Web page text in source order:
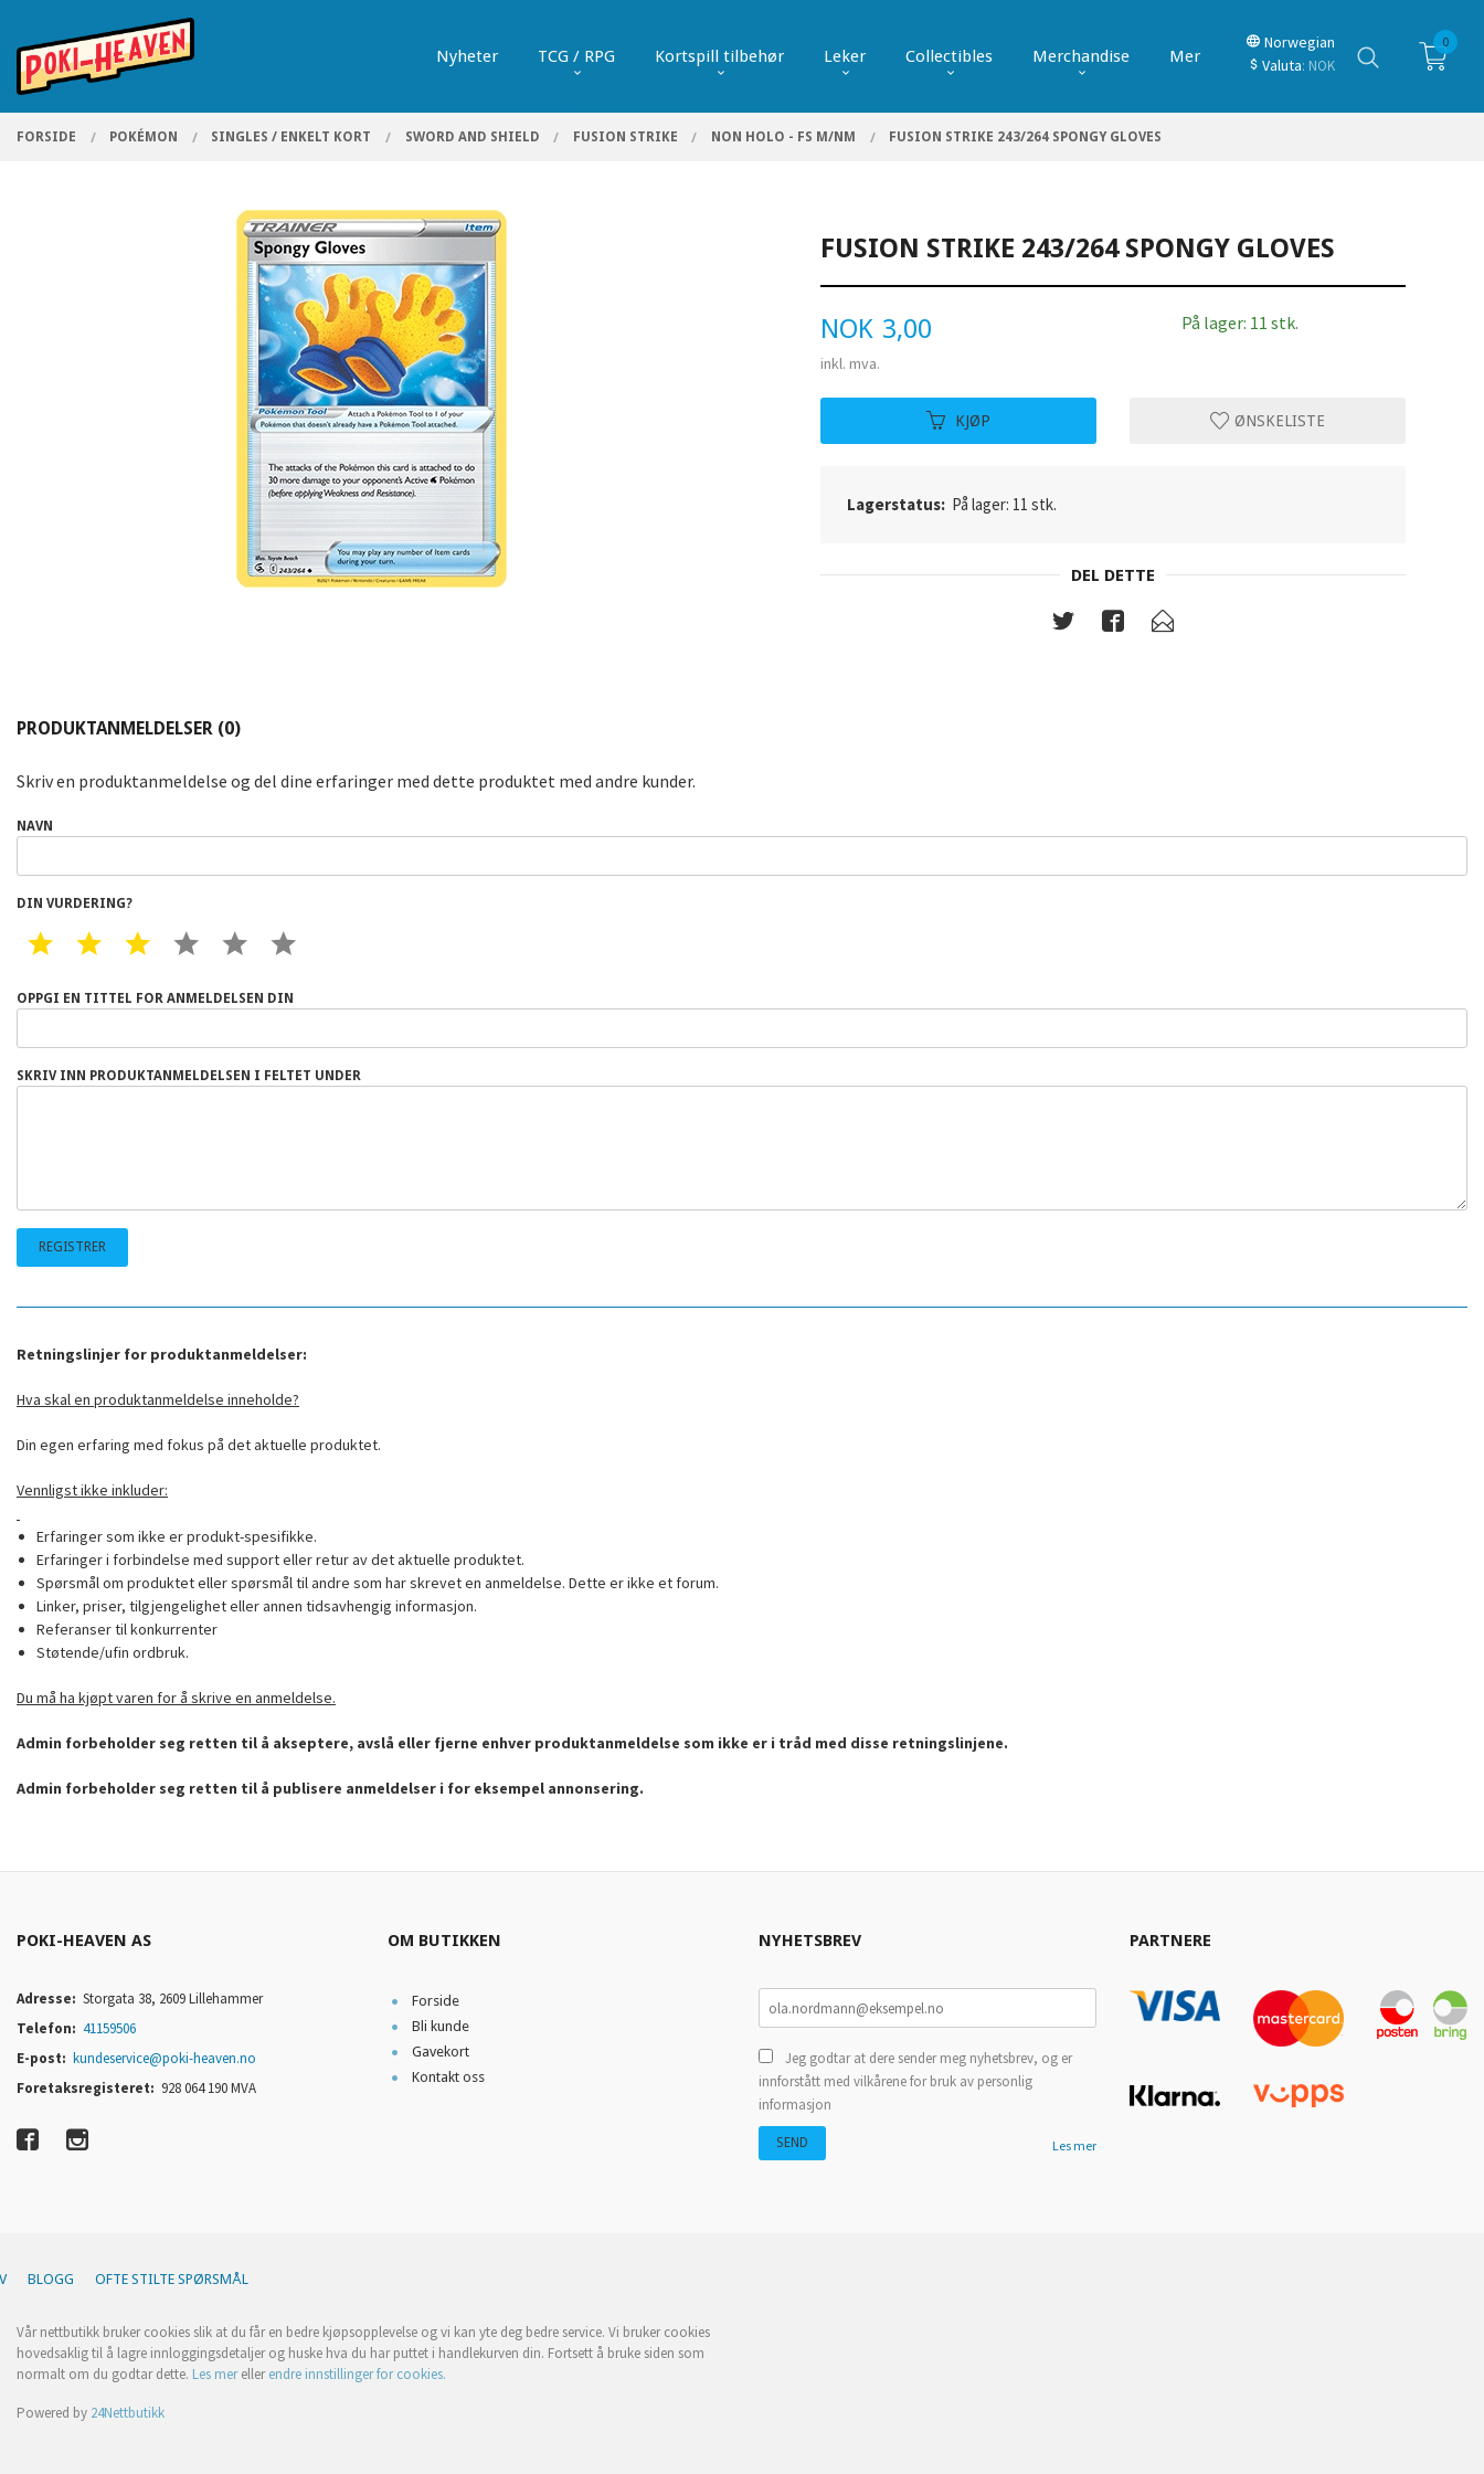
innholdet
PRODUKTER
Nyheter TCG / RPG Kortspill tilbehør Leker Collectibles Merchandise Mer
Norwegian
Valuta: NOK
0
FORSIDE POKÉMON SINGLES / ENKELT KORT SWORD AND SHIELD FUSION STRIKE NON HOLO - FS M/NM FUSION STRIKE 243/264 SPONGY GLOVES
FUSION STRIKE 243/264 SPONGY GLOVES
Pris
NOK 3,00
inkl. mva.
På lager: 11 stk.
KJØP ØNSKELISTE
Lagerstatus: På lager: 11 stk.
DEL DETTE
PRODUKTANMELDELSER (0)
Skriv en produktanmeldelse og del dine erfaringer med dette produktet med andre kunder.
NAVN
DIN VURDERING?
1 STAR2 STAR3 STAR4 STAR5 STAR
OPPGI EN TITTEL FOR ANMELDELSEN DIN
SKRIV INN PRODUKTANMELDELSEN I FELTET UNDER
Retningslinjer for produktanmeldelser:
Hva skal en produktanmeldelse inneholde?
Din egen erfaring med fokus på det aktuelle produktet.
Vennligst ikke inkluder:
Erfaringer som ikke er produkt-spesifikke.
Erfaringer i forbindelse med support eller retur av det aktuelle produktet.
Spørsmål om produktet eller spørsmål til andre som har skrevet en anmeldelse. Dette er ikke et forum.
Linker, priser, tilgjengelighet eller annen tidsavhengig informasjon.
Referanser til konkurrenter
Støtende/ufin ordbruk.
Du må ha kjøpt varen for å skrive en anmeldelse.
Admin forbeholder seg retten til å akseptere, avslå eller fjerne enhver produktanmeldelse som ikke er i tråd med disse retningslinjene.
Admin forbeholder seg retten til å publisere anmeldelser i for eksempel annonsering.
POKI-HEAVEN AS
Adresse: Storgata 38, 2609 Lillehammer
Telefon: 41159506
E-post: kundeservice@poki-heaven.no
Foretaksregisteret: 928 064 190 MVA
OM BUTIKKEN
Forside
Bli kunde
Gavekort
Kontakt oss
NYHETSBREV
Jeg godtar at dere sender meg nyhetsbrev, og er
innforstått med vilkårene for bruk av personlig
informasjon
Les mer
PARTNERE
BLOGG OFTE STILTE SPØRSMÅL
Vår nettbutikk bruker cookies slik at du får en bedre kjøpsopplevelse og vi kan yte deg bedre service. Vi bruker cookies
hovedsaklig til å lagre innloggingsdetaljer og huske hva du har puttet i handlekurven din. Fortsett å bruke siden som
normalt om du godtar dette. Les merellerendre innstillinger for cookies.
Powered by 24Nettbutikk